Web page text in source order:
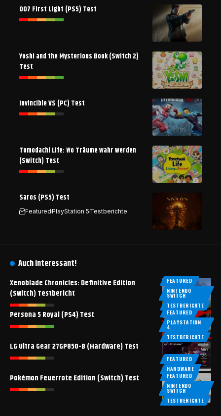
007 First Light (PS5) Test
Yoshi and the Mysterious Book (Switch 2)
Test
Invincible VS (PC) Test
Tomodachi Life: Wo Träume wahr werden
(Switch) Test
Saros (PS5) Test
FeaturedPlayStation 5Testberichte
Auch interessant!
FEATURED
NINTENDO
SWITCH
TESTBERICHTE
Xenoblade Chronicles: Definitive Edition
(Switch) Testbericht
FEATURED
PLAYSTATION
4
TESTBERICHTE
Persona 5 Royal (PS4) Test
FEATURED
HARDWARE
LG Ultra Gear 27GP850-B (Hardware) Test
FEATURED
NINTENDO
SWITCH
TESTBERICHTE
Pokémon Feuerrote Edition (Switch) Test